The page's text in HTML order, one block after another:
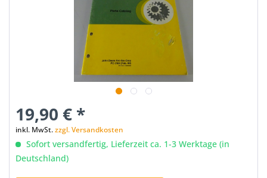
19,90 € *
inkl. MwSt.zzgl. Versandkosten
Sofort versandfertig, Lieferzeit ca. 1-3 Werktage (in
Deutschland)